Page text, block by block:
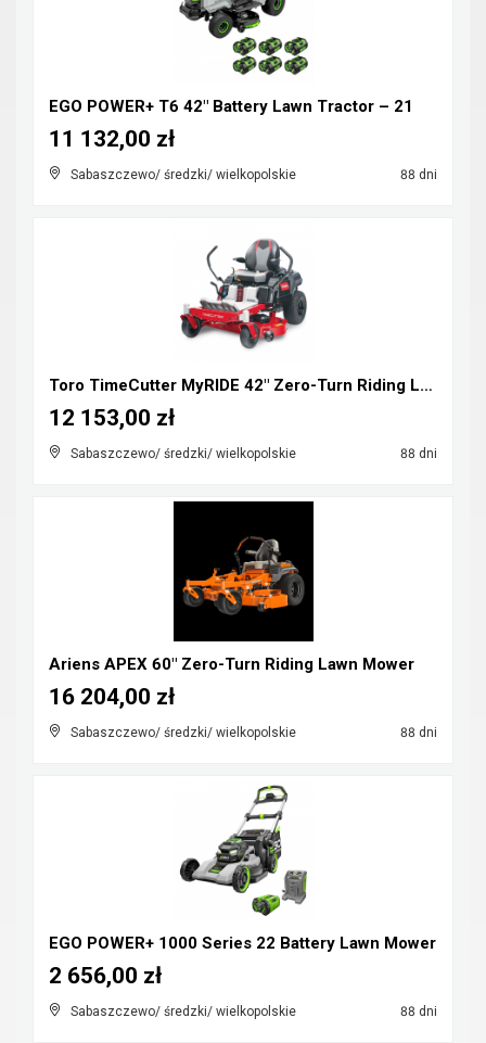
EGO POWER+ T6 42" Battery Lawn Tractor – 21
Sabaszczewo/ średzki/ wielkopolskie 88 dni
11 132,00 zł
Toro TimeCutter MyRIDE 42" Zero-Turn Riding Lawn M...
Sabaszczewo/ średzki/ wielkopolskie 88 dni
12 153,00 zł
Ariens APEX 60" Zero-Turn Riding Lawn Mower
Sabaszczewo/ średzki/ wielkopolskie 88 dni
16 204,00 zł
EGO POWER+ 1000 Series 22 Battery Lawn Mower
Sabaszczewo/ średzki/ wielkopolskie 88 dni
2 656,00 zł